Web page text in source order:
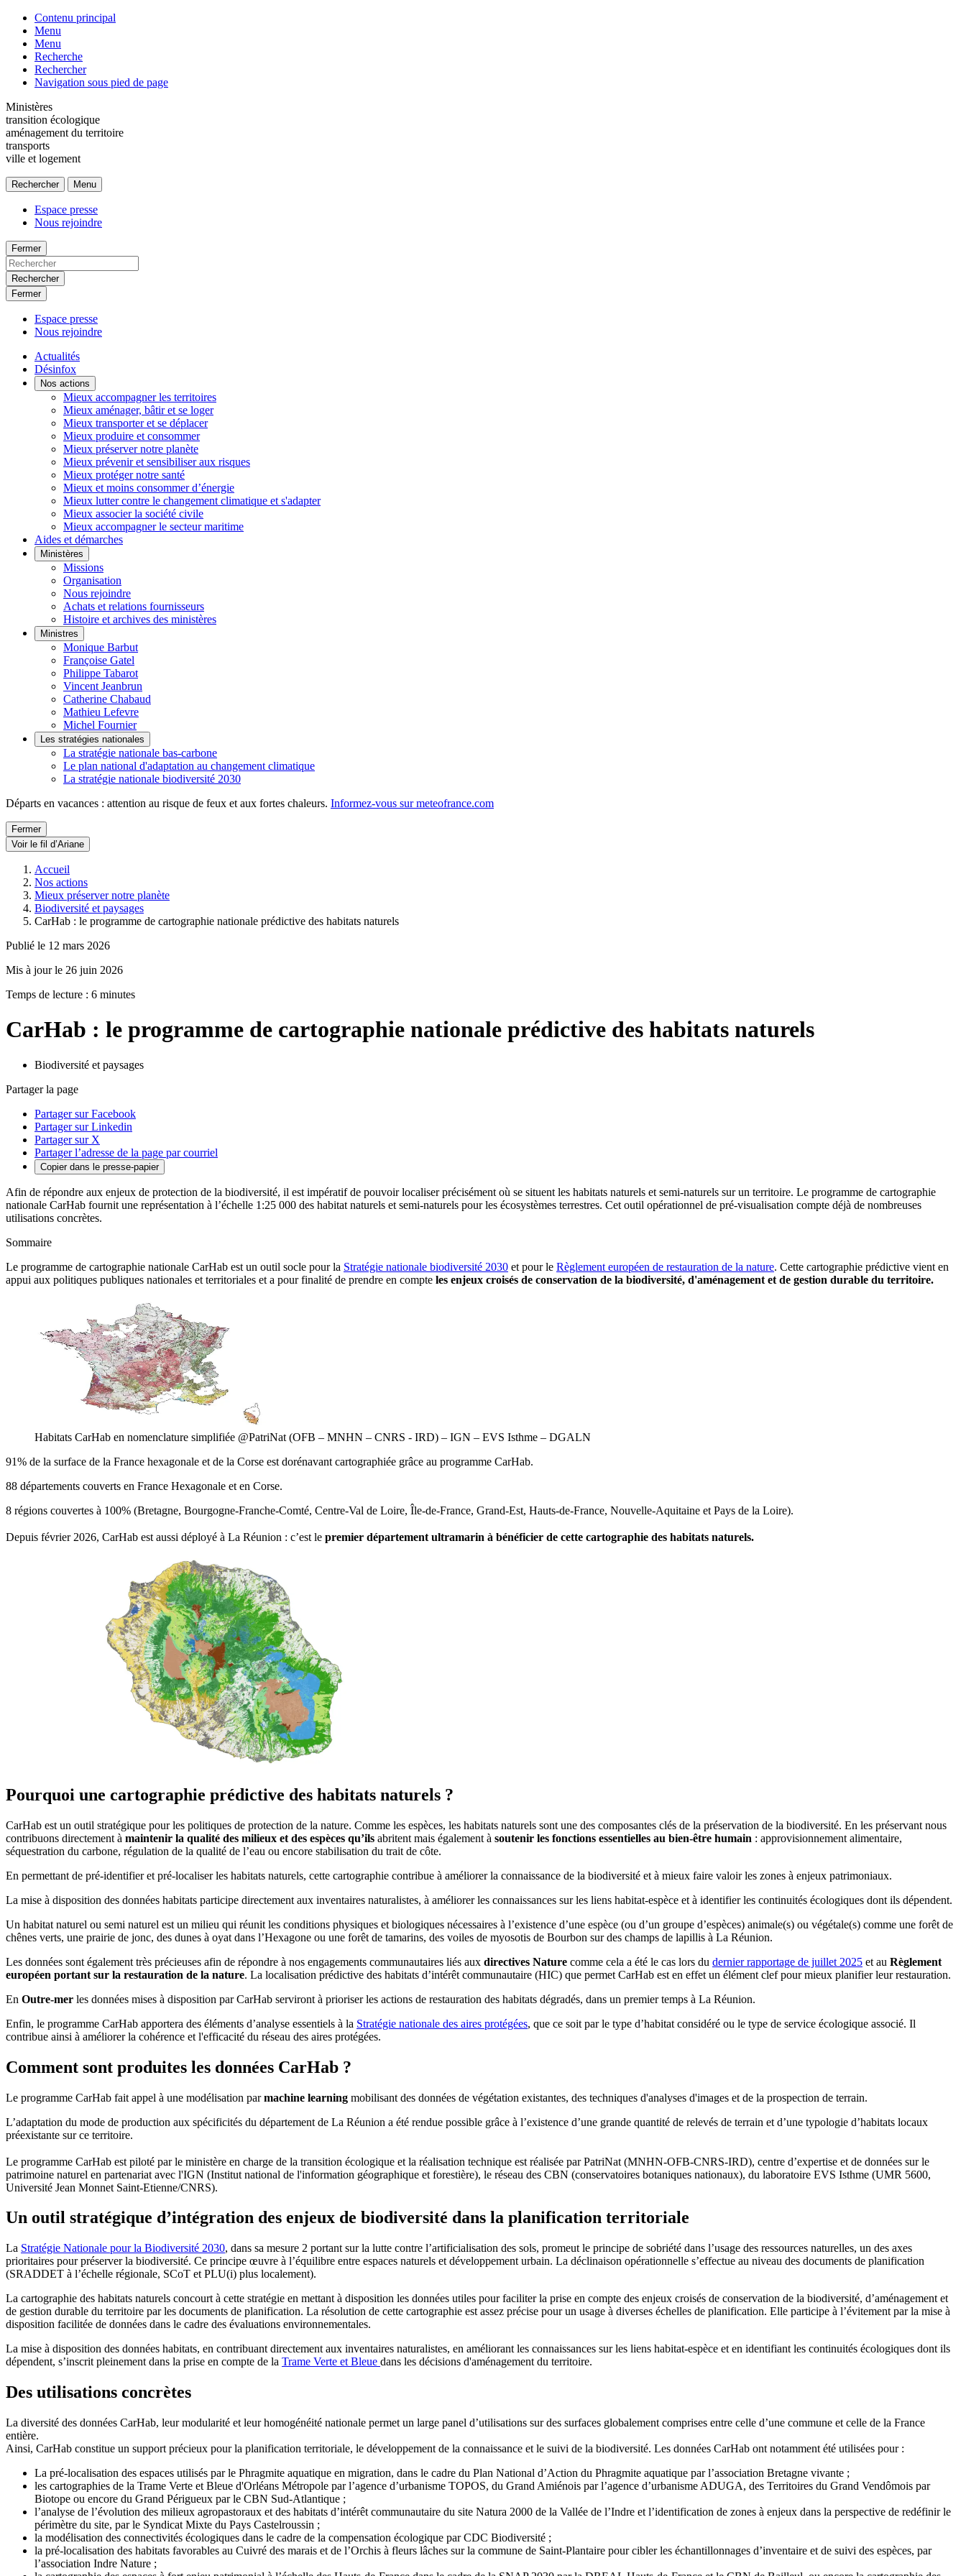
Contenu principal
Menu
Menu
Recherche
Rechercher
Navigation sous pied de page
Ministères
transition écologique
aménagement du territoire
transports
ville et logement
Rechercher Menu
Espace presse
Nous rejoindre
Fermer
Rechercher
Fermer
Espace presse
Nous rejoindre
Actualités
Désinfox
Nos actions
Mieux accompagner les territoires
Mieux aménager, bâtir et se loger
Mieux transporter et se déplacer
Mieux produire et consommer
Mieux préserver notre planète
Mieux prévenir et sensibiliser aux risques
Mieux protéger notre santé
Mieux et moins consommer d’énergie
Mieux lutter contre le changement climatique et s'adapter
Mieux associer la société civile
Mieux accompagner le secteur maritime
Aides et démarches
Ministères
Missions
Organisation
Nous rejoindre
Achats et relations fournisseurs
Histoire et archives des ministères
Ministres
Monique Barbut
Françoise Gatel
Philippe Tabarot
Vincent Jeanbrun
Catherine Chabaud
Mathieu Lefevre
Michel Fournier
Les stratégies nationales
La stratégie nationale bas-carbone
Le plan national d'adaptation au changement climatique
La stratégie nationale biodiversité 2030
Départs en vacances : attention au risque de feux et aux fortes chaleurs. Informez-vous sur meteofrance.com
Fermer
Voir le fil d’Ariane
Accueil
Nos actions
Mieux préserver notre planète
Biodiversité et paysages
CarHab : le programme de cartographie nationale prédictive des habitats naturels
Publié le 12 mars 2026
Mis à jour le 26 juin 2026
Temps de lecture : 6 minutes
CarHab : le programme de cartographie nationale prédictive des habitats naturels
Biodiversité et paysages
Partager la page
Partager sur Facebook
Partager sur Linkedin
Partager sur X
Partager l’adresse de la page par courriel
Copier dans le presse-papier
Afin de répondre aux enjeux de protection de la biodiversité, il est impératif de pouvoir localiser précisément où se situent les habitats naturels et semi-naturels sur un territoire. Le programme de cartographie
nationale CarHab fournit une représentation à l’échelle 1:25 000 des habitat naturels et semi-naturels pour les écosystèmes terrestres. Cet outil opérationnel de pré-visualisation compte déjà de nombreuses
utilisations concrètes.
Sommaire
Le programme de cartographie nationale CarHab est un outil socle pour la Stratégie nationale biodiversité 2030 et pour le Règlement européen de restauration de la nature. Cette cartographie prédictive vient en
appui aux politiques publiques nationales et territoriales et a pour finalité de prendre en compte les enjeux croisés de conservation de la biodiversité, d'aménagement et de gestion durable du territoire.
Habitats CarHab en nomenclature simplifiée @PatriNat (OFB – MNHN – CNRS - IRD) – IGN – EVS Isthme – DGALN
91% de la surface de la France hexagonale et de la Corse est dorénavant cartographiée grâce au programme CarHab.
88 départements couverts en France Hexagonale et en Corse.
8 régions couvertes à 100% (Bretagne, Bourgogne-Franche-Comté, Centre-Val de Loire, Île-de-France, Grand-Est, Hauts-de-France, Nouvelle-Aquitaine et Pays de la Loire).
Depuis février 2026, CarHab est aussi déployé à La Réunion : c’est le premier département ultramarin à bénéficier de cette cartographie des habitats naturels.
Pourquoi une cartographie prédictive des habitats naturels ?
CarHab est un outil stratégique pour les politiques de protection de la nature. Comme les espèces, les habitats naturels sont une des composantes clés de la préservation de la biodiversité. En les préservant nous
contribuons directement à maintenir la qualité des milieux et des espèces qu’ils abritent mais également à soutenir les fonctions essentielles au bien-être humain : approvisionnement alimentaire,
séquestration du carbone, régulation de la qualité de l’eau ou encore stabilisation du trait de côte.
En permettant de pré-identifier et pré-localiser les habitats naturels, cette cartographie contribue à améliorer la connaissance de la biodiversité et à mieux faire valoir les zones à enjeux patrimoniaux.
La mise à disposition des données habitats participe directement aux inventaires naturalistes, à améliorer les connaissances sur les liens habitat-espèce et à identifier les continuités écologiques dont ils dépendent.
Un habitat naturel ou semi naturel est un milieu qui réunit les conditions physiques et biologiques nécessaires à l’existence d’une espèce (ou d’un groupe d’espèces) animale(s) ou végétale(s) comme une forêt de
chênes verts, une prairie de jonc, des dunes à oyat dans l’Hexagone ou une forêt de tamarins, des voiles de myosotis de Bourbon sur des champs de lapillis à La Réunion.
Les données sont également très précieuses afin de répondre à nos engagements communautaires liés aux directives Nature comme cela a été le cas lors du dernier rapportage de juillet 2025 et au Règlement
européen portant sur la restauration de la nature. La localisation prédictive des habitats d’intérêt communautaire (HIC) que permet CarHab est en effet un élément clef pour mieux planifier leur restauration.
En Outre-mer les données mises à disposition par CarHab serviront à prioriser les actions de restauration des habitats dégradés, dans un premier temps à La Réunion.
Enfin, le programme CarHab apportera des éléments d’analyse essentiels à la Stratégie nationale des aires protégées, que ce soit par le type d’habitat considéré ou le type de service écologique associé. Il
contribue ainsi à améliorer la cohérence et l'efficacité du réseau des aires protégées.
Comment sont produites les données CarHab ?
Le programme CarHab fait appel à une modélisation parmachine learning mobilisant des données de végétation existantes, des techniques d'analyses d'images et de la prospection de terrain.
L’adaptation du mode de production aux spécificités du département de La Réunion a été rendue possible grâce à l’existence d’une grande quantité de relevés de terrain et d’une typologie d’habitats locaux
préexistante sur ce territoire.
Le programme CarHab est piloté par le ministère en charge de la transition écologique et la réalisation technique est réalisée par PatriNat (MNHN-OFB-CNRS-IRD), centre d’expertise et de données sur le
patrimoine naturel en partenariat avec l'IGN (Institut national de l'information géographique et forestière), le réseau des CBN (conservatoires botaniques nationaux), du laboratoire EVS Isthme (UMR 5600,
Université Jean Monnet Saint-Etienne/CNRS).
Un outil stratégique d’intégration des enjeux de biodiversité dans la planification territoriale
La Stratégie Nationale pour la Biodiversité 2030, dans sa mesure 2 portant sur la lutte contre l’artificialisation des sols, promeut le principe de sobriété dans l’usage des ressources naturelles, un des axes
prioritaires pour préserver la biodiversité. Ce principe œuvre à l’équilibre entre espaces naturels et développement urbain. La déclinaison opérationnelle s’effectue au niveau des documents de planification
(SRADDET à l’échelle régionale, SCoT et PLU(i) plus localement).
La cartographie des habitats naturels concourt à cette stratégie en mettant à disposition les données utiles pour faciliter la prise en compte des enjeux croisés de conservation de la biodiversité, d’aménagement et
de gestion durable du territoire par les documents de planification. La résolution de cette cartographie est assez précise pour un usage à diverses échelles de planification. Elle participe à l’évitement par la mise à
disposition facilitée de données dans le cadre des évaluations environnementales.
La mise à disposition des données habitats, en contribuant directement aux inventaires naturalistes, en améliorant les connaissances sur les liens habitat-espèce et en identifiant les continuités écologiques dont ils
dépendent, s’inscrit pleinement dans la prise en compte de la Trame Verte et Bleue dans les décisions d'aménagement du territoire.
Des utilisations concrètes
La diversité des données CarHab, leur modularité et leur homogénéité nationale permet un large panel d’utilisations sur des surfaces globalement comprises entre celle d’une commune et celle de la France
entière.
Ainsi, CarHab constitue un support précieux pour la planification territoriale, le développement de la connaissance et le suivi de la biodiversité. Les données CarHab ont notamment été utilisées pour :
La pré-localisation des espaces utilisés par le Phragmite aquatique en migration, dans le cadre du Plan National d’Action du Phragmite aquatique par l’association Bretagne vivante ;
les cartographies de la Trame Verte et Bleue d'Orléans Métropole par l’agence d’urbanisme TOPOS, du Grand Amiénois par l’agence d’urbanisme ADUGA, des Territoires du Grand Vendômois par
Biotope ou encore du Grand Périgueux par le CBN Sud-Atlantique ;
l’analyse de l’évolution des milieux agropastoraux et des habitats d’intérêt communautaire du site Natura 2000 de la Vallée de l’Indre et l’identification de zones à enjeux dans la perspective de redéfinir le
périmètre du site, par le Syndicat Mixte du Pays Castelroussin ;
la modélisation des connectivités écologiques dans le cadre de la compensation écologique par CDC Biodiversité ;
la pré-localisation des habitats favorables au Cuivré des marais et de l’Orchis à fleurs lâches sur la commune de Saint-Plantaire pour cibler les échantillonnages d’inventaire et de suivi des espèces, par
l’association Indre Nature ;